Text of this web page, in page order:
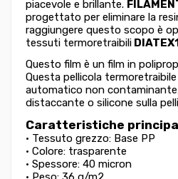
piacevole e brillante.
progettato per eliminare la
raggiungere questo scopo è
tessuti termoretraibili
Questo film è un film in
Questa pellicola
automatico non
distaccante o silicone sulla
Caratteristiche
• Tessuto grezzo: Base PP
• Colore: trasparente
• Spessore: 40 micron